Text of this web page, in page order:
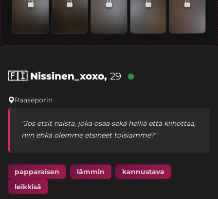
🇫🇮Nissinen_xoxo, 29
Raaseporin
"Jos etsit naista, joka osaa sekä helliä että kiihottaa,
niin ehkä olemme etsineet toisiamme?"
papparaisen lämmin
kannustava
leikkisä